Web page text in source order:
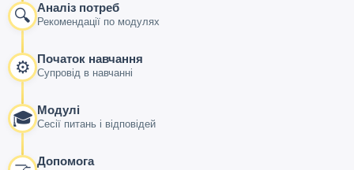
🔍 Аналіз потреб
Рекомендації по модулях
⚙️ Початок навчання
Супровід в навчанні
🎓 Модулі
Сесії питань і відповідей
Допомога